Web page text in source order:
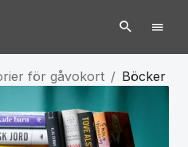
för gåvokort / Böcker